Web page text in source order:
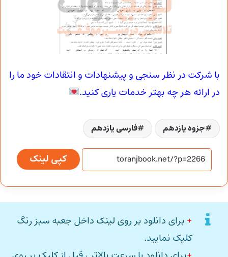
با شرکت در نظر سنجی و پیشنهادات و انتقادات خود ما را
در ارائه هر چه بهتر خدمات یاری کنید.
جزوه یازدهم فارسی یازدهم
کپی لینک
+ برای دانلود بر روی لینک داخل جعبه سبز رنگ
کلیک نمایید.